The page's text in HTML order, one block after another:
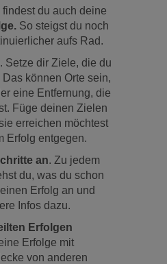
du auch deine
So steigst du noch
aufs Rad.
. Setze dir Ziele, die du
können Orte sein,
eine Entfernung, die
Füge deinen Zielen
erreichen möchtest
Erfolg entgegen.
an. Zu jedem
du, was du schon
Erfolg an und
Infos dazu.
Erfolgen
Erfolge mit
von anderen